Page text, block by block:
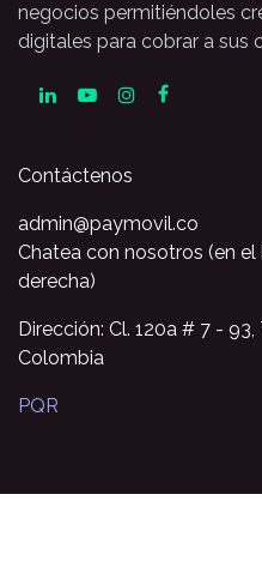
negocios permitiéndoles
digitales para cobrar a sus
Contáctenos
admin@paymovil.co
Chatea con nosotros (en
derecha)
Dirección: Cl. 120a # 7 -
Colombia
PQR